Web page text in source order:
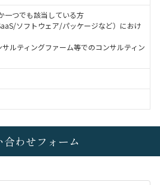
一つでも該当している方
ソフトウェア/パッケージなど）におけ
サルティングファーム等でのコンサルティン
合わせフォーム